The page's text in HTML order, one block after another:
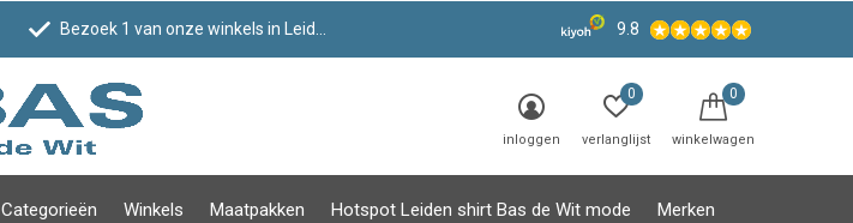
Categorieën Winkels Maatpakken Hotspot Leiden shirt Bas de Wit mode Merken
inloggen verlanglijst
0
winkelwagen
0
Bezoek 1 van onze winkels in Leiden! 9.8